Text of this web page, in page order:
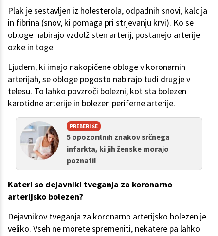
Plak je sestavljen iz holesterola, odpadnih snovi, kalcija
in fibrina (snov, ki pomaga pri strjevanju krvi). Ko se
obloge nabirajo vzdolž sten arterij, postanejo arterije
ozke in toge.
Ljudem, ki imajo nakopičene obloge v koronarnih
arterijah, se obloge pogosto nabirajo tudi drugje v
telesu. To lahko povzroči bolezni, kot sta bolezen
karotidne arterije in bolezen periferne arterije.
PREBERI ŠE
5 opozorilnih znakov srčnega
infarkta, ki jih ženske morajo
poznati!
Kateri so dejavniki tveganja za koronarno
arterijsko bolezen?
Dejavnikov tveganja za koronarno arterijsko bolezen je
veliko. Vseh ne morete spremeniti, nekatere pa lahko